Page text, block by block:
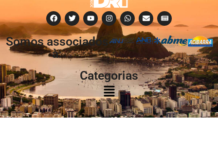
Somos associados
à:
Categorias